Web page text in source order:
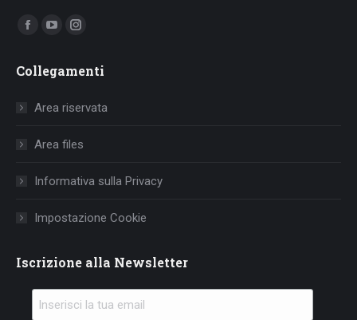
Ci puoi trovare su:
Facebook
opens
window
YouTube
opens
window
Instagram
opens
Collegamenti
Area riservata
Area files
Informativa sulla Privacy
Impostazione Cookie
Iscrizione alla Newsletter